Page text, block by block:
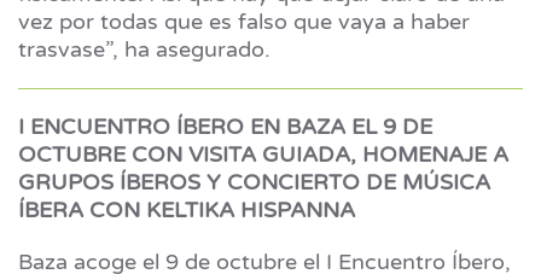
vez por todas que es falso que vaya a haber
trasvase”, ha asegurado.
I ENCUENTRO ÍBERO EN BAZA EL 9 DE
OCTUBRE CON VISITA GUIADA, HOMENAJE A
GRUPOS ÍBEROS Y CONCIERTO DE MÚSICA
ÍBERA CON KELTIKA HISPANNA
Baza acoge el 9 de octubre el I Encuentro Íbero,